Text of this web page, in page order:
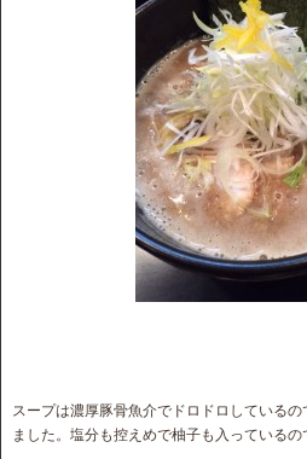
スープは濃厚豚骨魚介でドロドロしている
ました。塩分も控えめで柚子も入っているの